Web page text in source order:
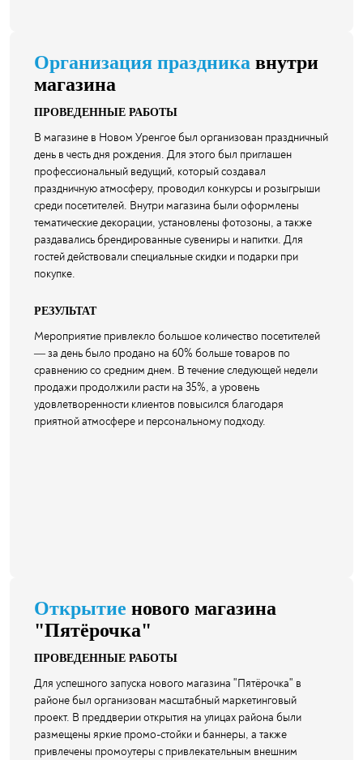
Организация праздника внутри
магазина
ПРОВЕДЕННЫЕ РАБОТЫ
В магазине в Новом Уренгое был организован праздничный
день в честь дня рождения. Для этого был приглашен
профессиональный ведущий, который создавал
праздничную атмосферу, проводил конкурсы и розыгрыши
среди посетителей. Внутри магазина были оформлены
тематические декорации, установлены фотозоны, а также
раздавались брендированные сувениры и напитки. Для
гостей действовали специальные скидки и подарки при
покупке.
РЕЗУЛЬТАТ
Мероприятие привлекло большое количество посетителей
— за день было продано на 60% больше товаров по
сравнению со средним днем. В течение следующей недели
продажи продолжили расти на 35%, а уровень
удовлетворенности клиентов повысился благодаря
приятной атмосфере и персональному подходу.
Открытие нового магазина
"Пятёрочка"
ПРОВЕДЕННЫЕ РАБОТЫ
Для успешного запуска нового магазина "Пятёрочка" в
районе был организован масштабный маркетинговый
проект. В преддверии открытия на улицах района были
размещены яркие промо-стойки и баннеры, а также
привлечены промоутеры с привлекательным внешним